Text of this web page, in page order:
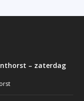
– zaterdag